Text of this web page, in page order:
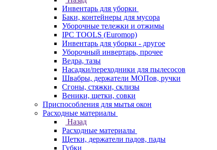
Инвентарь для уборки
Баки, контейнеры для мусора
Уборочные тележки и отжимы
IPC TOOLS (Euromop)
Инвентарь для уборки - другое
Уборочный инвертарь, прочее
Ведра, тазы
Насадки/переходники для пылесосов
Швабры, держатели МОПов, ручки
Сгоны, стяжки, склизы
Веники, щетки, совки
Приспособления для мытья окон
Расходные материалы
Назад
Расходные материалы
Щетки, держатели падов, пады
Губки